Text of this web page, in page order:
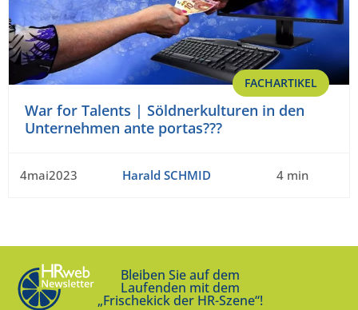
FACHARTIKEL
War for Talents | Söldnerkulturen in den
Unternehmen ante portas???
4mai2023 Harald SCHMID 4 min
Bleiben Sie auf dem
Laufenden mit dem
„Frischekick der HR-Szene“!